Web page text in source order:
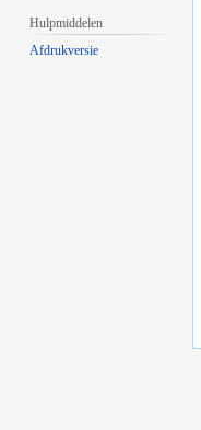
Hulpmiddelen
Afdrukversie